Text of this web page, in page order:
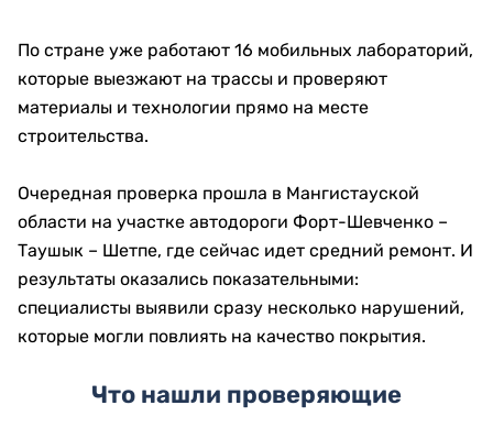
По стране уже работают 16 мобильных лабораторий,
которые выезжают на трассы и проверяют
материалы и технологии прямо на месте
строительства.
Очередная проверка прошла в Мангистауской
области на участке автодороги Форт-Шевченко –
Таушык – Шетпе, где сейчас идет средний ремонт. И
результаты оказались показательными:
специалисты выявили сразу несколько нарушений,
которые могли повлиять на качество покрытия.
Что нашли проверяющие